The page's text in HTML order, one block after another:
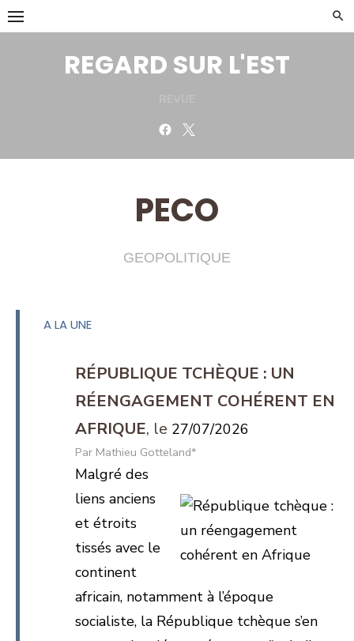
Skip
to
REGARD SUR L'EST
Facebook
PECO
GEOPOLITIQUE
A LA UNE
RÉPUBLIQUE TCHÈQUE : UN
RÉENGAGEMENT COHÉRENT EN
AFRIQUE
27/07/2026
Mathieu Gotteland*
Malgré des
liens anciens
et étroits
tissés avec le
continent
africain, notamment à l’époque
socialiste, la République tchèque s’en